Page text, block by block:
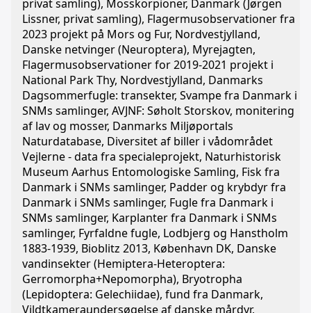
privat samling), Mosskorpioner, Danmark (Jørgen
Lissner, privat samling), Flagermusobservationer fra
2023 projekt på Mors og Fur, Nordvestjylland,
Danske netvinger (Neuroptera), Myrejagten,
Flagermusobservationer for 2019-2021 projekt i
National Park Thy, Nordvestjylland, Danmarks
Dagsommerfugle: transekter, Svampe fra Danmark i
SNMs samlinger, AVJNF: Søholt Storskov, monitering
af lav og mosser, Danmarks Miljøportals
Naturdatabase, Diversitet af biller i vådområdet
Vejlerne - data fra specialeprojekt, Naturhistorisk
Museum Aarhus Entomologiske Samling, Fisk fra
Danmark i SNMs samlinger, Padder og krybdyr fra
Danmark i SNMs samlinger, Fugle fra Danmark i
SNMs samlinger, Karplanter fra Danmark i SNMs
samlinger, Fyrfaldne fugle, Lodbjerg og Hanstholm
1883-1939, Bioblitz 2013, København DK, Danske
vandinsekter (Hemiptera-Heteroptera:
Gerromorpha+Nepomorpha), Bryotropha
(Lepidoptera: Gelechiidae), fund fra Danmark,
Vildtkameraundersøgelse af danske mårdyr,